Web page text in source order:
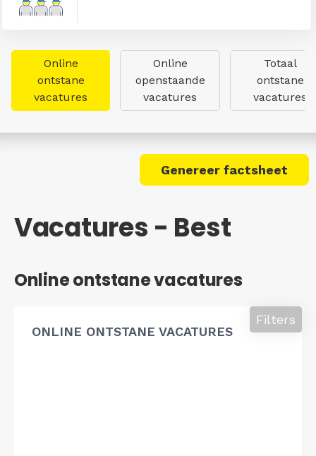
Online
ontstane
vacatures
Online
openstaande
vacatures
Totaal
ontstane
vacatures
Genereer factsheet
Vacatures - Best
Online ontstane vacatures
ONLINE ONTSTANE VACATURES
Filters